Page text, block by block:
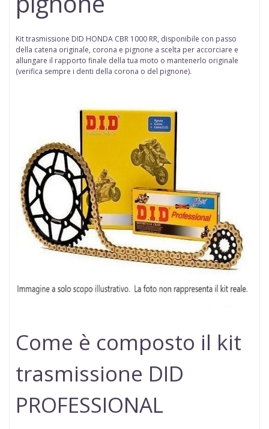
Kit trasmissione DID HONDA CBR 1000 RR, disponibile con passo
della catena originale, corona e pignone a scelta per accorciare e
allungare il rapporto finale della tua moto o mantenerlo originale
(verifica sempre i denti della corona o del pignone).
Come è composto il kit
trasmissione DID
PROFESSIONAL